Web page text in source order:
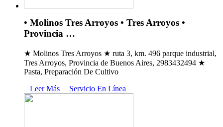
• Molinos Tres Arroyos • Tres Arroyos •
Provincia …
★ Molinos Tres Arroyos ★ ruta 3, km. 496 parque industrial,
Tres Arroyos, Provincia de Buenos Aires, 2983432494 ★
Pasta, Preparación De Cultivo
Leer Más
Servicio En Línea